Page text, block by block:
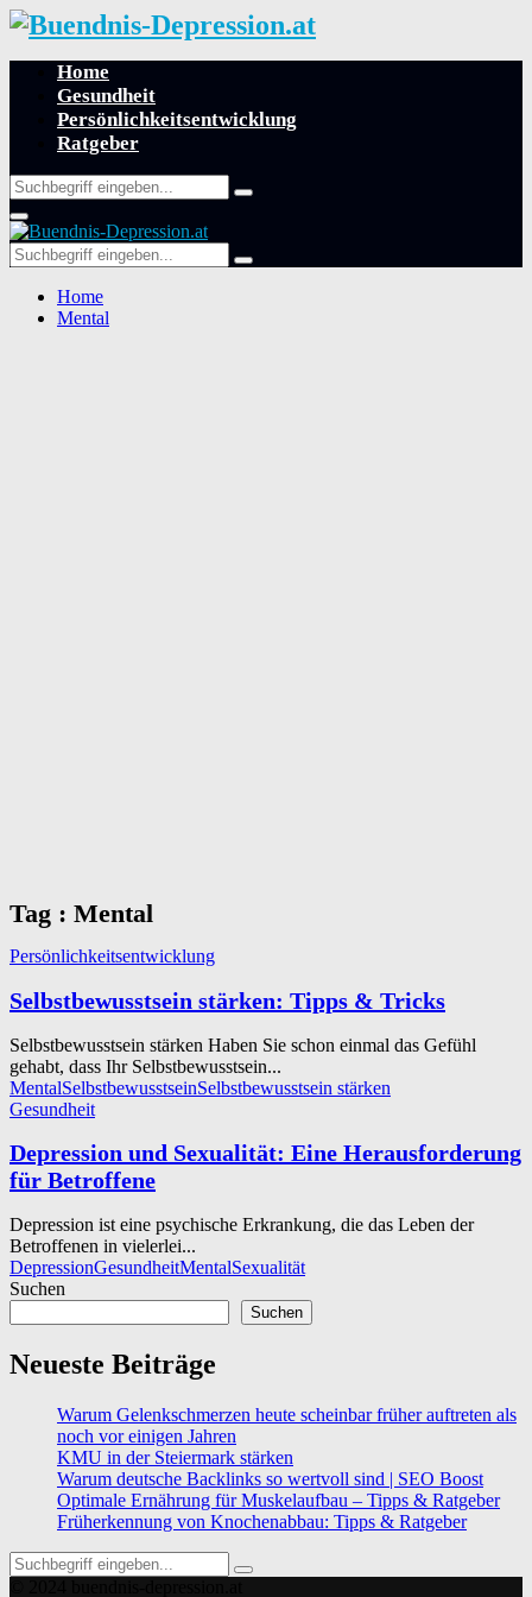
Home
Gesundheit
Persönlichkeitsentwicklung
Ratgeber
Search
for:
Search
Primary
Menu
Search
for:
Search
Home
Mental
Tag : Mental
Persönlichkeitsentwicklung
Selbstbewusstsein stärken: Tipps & Tricks
Selbstbewusstsein stärken Haben Sie schon einmal das Gefühl
gehabt, dass Ihr Selbstbewusstsein...
MentalSelbstbewusstseinSelbstbewusstsein stärken
Gesundheit
Depression und Sexualität: Eine Herausforderung
für Betroffene
Depression ist eine psychische Erkrankung, die das Leben der
Betroffenen in vielerlei...
DepressionGesundheitMentalSexualität
Suchen
Suchen
Neueste Beiträge
Warum Gelenkschmerzen heute scheinbar früher auftreten als
noch vor einigen Jahren
KMU in der Steiermark stärken
Warum deutsche Backlinks so wertvoll sind | SEO Boost
Optimale Ernährung für Muskelaufbau – Tipps & Ratgeber
Früherkennung von Knochenabbau: Tipps & Ratgeber
Search
for:
Search